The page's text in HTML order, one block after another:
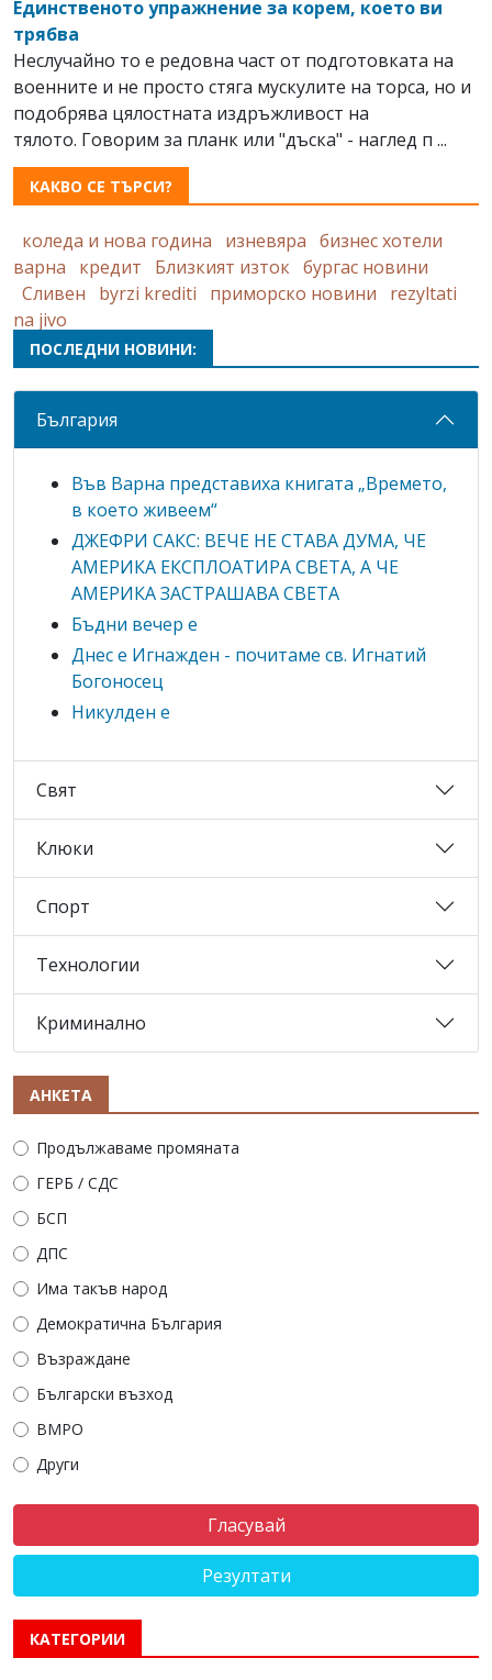
Единственото упражнение за корем, което ви
трябва
Неслучайно то е редовна част от подготовката на
военните и не просто стяга мускулите на торса, но и
подобрява цялостната издръжливост на
тялото. Говорим за планк или "дъска" - наглед п ...
КАКВО СЕ ТЪРСИ?
коледа и нова година изневяра бизнес хотели
варна
кредит Близкият изток бургас новини
Сливен
byrzi krediti приморско новини
rezyltati
na jivo
ПОСЛЕДНИ НОВИНИ:
България
Във Варна представиха книгата „Времето,
в което живеем“
ДЖЕФРИ САКС: ВЕЧЕ НЕ СТАВА ДУМА, ЧЕ
АМЕРИКА ЕКСПЛОАТИРА СВЕТА, А ЧЕ
АМЕРИКА ЗАСТРАШАВА СВЕТА
Бъдни вечер е
Днес е Игнажден - почитаме св. Игнатий
Богоносец
Никулден е
Свят
Клюки
Спорт
Технологии
Криминално
АНКЕТА
Продължаваме промяната
ГЕРБ / СДС
БСП
ДПС
Има такъв народ
Демократична България
Възраждане
Български възход
ВМРО
Други
Резултати
КАТЕГОРИИ